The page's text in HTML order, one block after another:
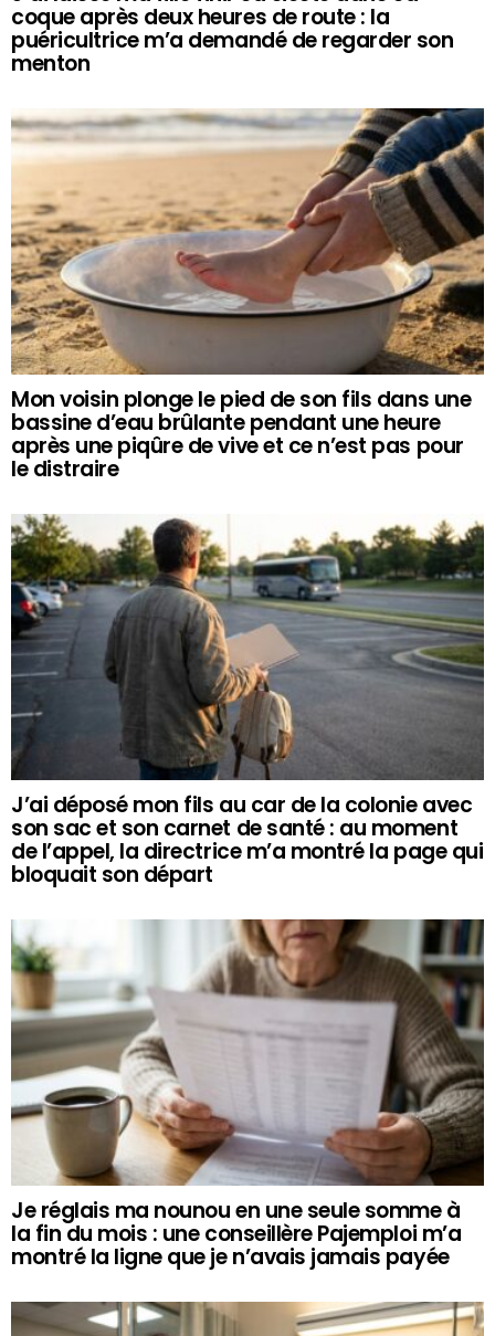
coque après deux heures de route : la
puéricultrice m’a demandé de regarder son
menton
Mon voisin plonge le pied de son fils dans une
bassine d’eau brûlante pendant une heure
après une piqûre de vive et ce n’est pas pour
le distraire
J’ai déposé mon fils au car de la colonie avec
son sac et son carnet de santé : au moment
de l’appel, la directrice m’a montré la page qui
bloquait son départ
Je réglais ma nounou en une seule somme à
la fin du mois : une conseillère Pajemploi m’a
montré la ligne que je n’avais jamais payée